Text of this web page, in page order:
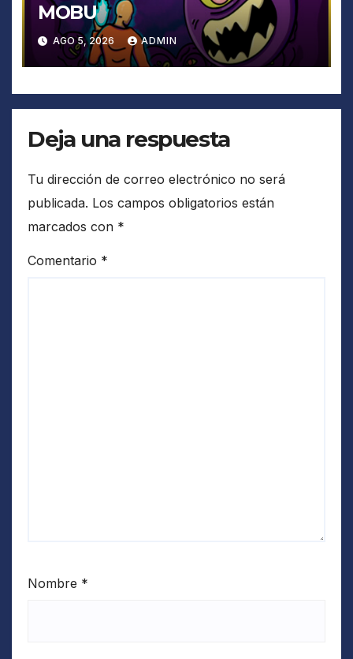
MOBU
AGO 5, 2026 ADMIN
Deja una respuesta
Tu dirección de correo electrónico no será
publicada. Los campos obligatorios están
marcados con *
Comentario *
Nombre *